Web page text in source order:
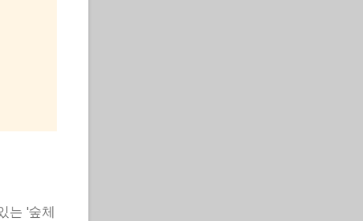
는 '숲체